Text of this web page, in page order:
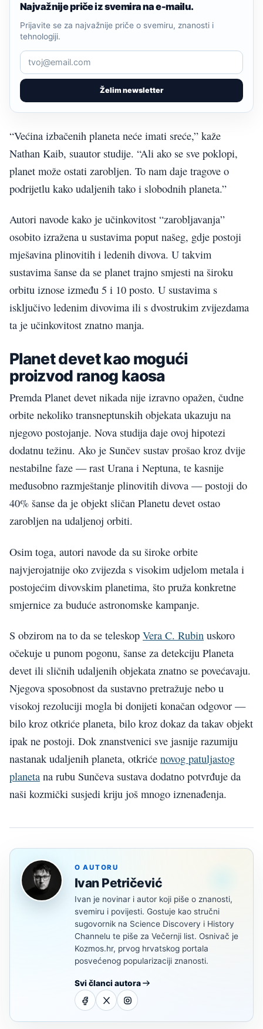
Najvažnije priče iz svemira na e-mailu.
Želim newsletter
Prijavite se za najvažnije priče o svemiru, znanosti i
tehnologiji.
“Većina izbačenih planeta neće imati sreće,” kaže
Nathan Kaib, suautor studije. “Ali ako se sve poklopi,
planet može ostati zarobljen. To nam daje tragove o
podrijetlu kako udaljenih tako i slobodnih planeta.”
Autori navode kako je učinkovitost “zarobljavanja”
osobito izražena u sustavima poput našeg, gdje postoji
mješavina plinovitih i ledenih divova. U takvim
sustavima šanse da se planet trajno smjesti na široku
orbitu iznose između 5 i 10 posto. U sustavima s
isključivo ledenim divovima ili s dvostrukim zvijezdama
ta je učinkovitost znatno manja.
Planet devet kao mogući
proizvod ranog kaosa
Premda Planet devet nikada nije izravno opažen, čudne
orbite nekoliko transneptunskih objekata ukazuju na
njegovo postojanje. Nova studija daje ovoj hipotezi
dodatnu težinu. Ako je Sunčev sustav prošao kroz dvije
nestabilne faze — rast Urana i Neptuna, te kasnije
međusobno razmještanje plinovitih divova — postoji do
40% šanse da je objekt sličan Planetu devet ostao
zarobljen na udaljenoj orbiti.
Osim toga, autori navode da su široke orbite
najvjerojatnije oko zvijezda s visokim udjelom metala i
postojećim divovskim planetima, što pruža konkretne
smjernice za buduće astronomske kampanje.
S obzirom na to da se teleskop Vera C. Rubin uskoro
očekuje u punom pogonu, šanse za detekciju Planeta
devet ili sličnih udaljenih objekata znatno se povećavaju.
Njegova sposobnost da sustavno pretražuje nebo u
visokoj rezoluciji mogla bi donijeti konačan odgovor —
bilo kroz otkriće planeta, bilo kroz dokaz da takav objekt
ipak ne postoji. Dok znanstvenici sve jasnije razumiju
nastanak udaljenih planeta, otkriće novog patuljastog
planeta na rubu Sunčeva sustava dodatno potvrđuje da
naši kozmički susjedi kriju još mnogo iznenađenja.
O AUTORU
Ivan Petričević
Ivan je novinar i autor koji piše o znanosti,
svemiru i povijesti. Gostuje kao stručni
sugovornik na Science Discovery i History
Channelu te piše za Večernji list. Osnivač je
Kozmos.hr, prvog hrvatskog portala
posvećenog popularizaciji znanosti.
Svi članci autora